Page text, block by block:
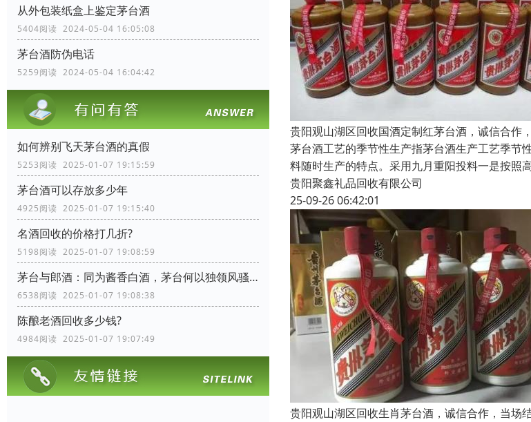
从外包装纸盒上鉴定茅台酒
5404阅读 2024-05-04 16:05:08
茅台酒防伪电话
5259阅读 2024-05-04 16:04:42
如何辨别飞天茅台酒的真假
5253阅读 2025-01-07 19:15:59
茅台酒可以存放多少年
4925阅读 2025-01-07 19:15:40
名酒回收的价格打几折?
5198阅读 2025-01-07 19:08:59
茅台与郎酒：同为酱香白酒，茅台何以独领风骚？
6538阅读 2025-01-07 19:08:38
陈酿老酒回收多少钱?
4984阅读 2025-01-07 19:07:49
贵阳观山湖区回收国酒定制红茅台酒，诚信合作
茅台酒工艺的季节性生产指茅台酒生产工艺季节
料随时生产的特点。采用九月重阳投料一是按照
贵阳聚鑫礼品回收有限公司
25-09-26 06:42:01
贵阳观山湖区回收生肖茅台酒，诚信合作，当场